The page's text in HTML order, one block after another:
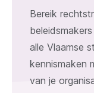
Bereik
alle Vlaamse
kennismaken
van je